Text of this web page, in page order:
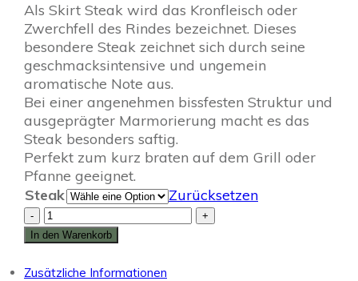
bis
16,20 €
Als Skirt Steak wird das Kronfleisch oder
Zwerchfell des Rindes bezeichnet. Dieses
besondere Steak zeichnet sich durch seine
geschmacksintensive und ungemein
aromatische Note aus.
Bei einer angenehmen bissfesten Struktur und
ausgeprägter Marmorierung macht es das
Steak besonders saftig.
Perfekt zum kurz braten auf dem Grill oder
Pfanne geeignet.
Steak
Zurücksetzen
-
Kronfleisch
/
Menge
+
In den Warenkorb
Zusätzliche Informationen